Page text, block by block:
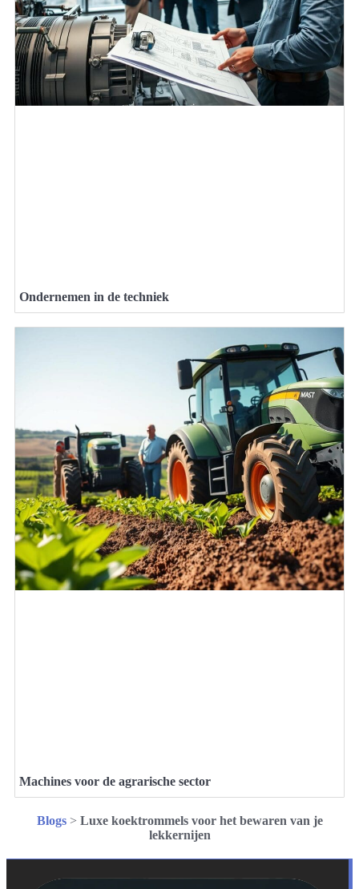
Ondernemen in de techniek
Machines voor de agrarische sector
Blogs> Luxe koektrommels voor het bewaren van je
lekkernijen